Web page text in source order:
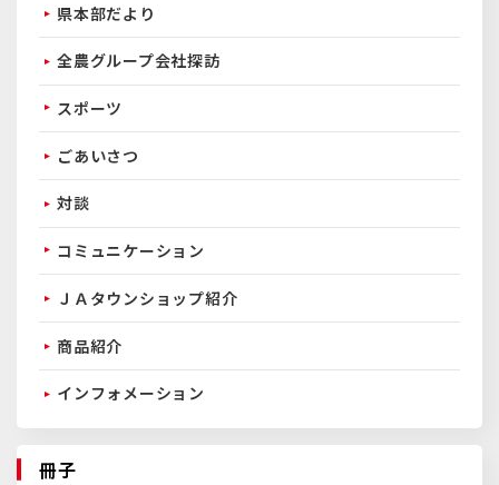
県本部だより
全農グループ会社探訪
スポーツ
ごあいさつ
対談
コミュニケーション
ＪＡタウンショップ紹介
商品紹介
インフォメーション
冊子